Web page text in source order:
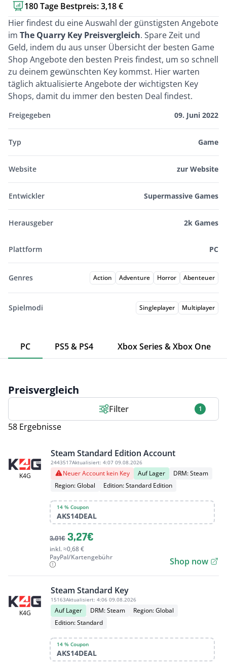
180 Tage Bestpreis: 3,18 €
Kurzbeschreibung
Hier findest du eine Auswahl der günstigsten Angebote
im The Quarry Key Preisvergleich. Spare Zeit und
Geld, indem du aus unser Übersicht der besten Game
Shop Angebote den besten Preis findest, um so schnell
zu deinem gewünschten Key kommst. Hier warten
täglich aktualisierte Angebote der wichtigsten Key
Shops, damit du immer den besten Deal findest.
Freigegeben 09. Juni 2022
Typ Game
Website zur Website
Entwickler Supermassive Games
Herausgeber 2k Games
Plattform PC
Genres Action Adventure Horror Abenteuer
Spielmodi Singleplayer Multiplayer
PC PS5 & PS4 Xbox Series & Xbox One
Preisvergleich
Filter 1
58 Ergebnisse
K4G
Steam Standard Edition Account
2443517Aktualisiert: 4:07 09.08.2026
Neuer Account kein Key Auf Lager
DRM: Steam
Region: Global
Edition: Standard Edition
14 % Coupon
AKS14DEAL
3,01€ 3,27€
inkl. ≈0,68 €
PayPal/Kartengebühr
Shop now
K4G
Steam Standard Key
15163Aktualisiert: 4:06 09.08.2026
Auf Lager DRM: Steam
Region: Global
Edition: Standard
14 % Coupon
AKS14DEAL